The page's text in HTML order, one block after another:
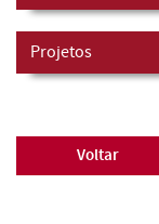
Projetos
Voltar